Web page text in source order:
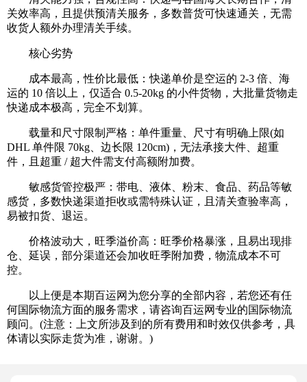
关效率高，且提供预清关服务，多数普货可快速通关，无需
收货人额外办理清关手续。
核心劣势
成本最高，性价比最低：快递单价是空运的 2-3 倍、海
运的 10 倍以上，仅适合 0.5-20kg 的小件货物，大批量货物走
快递成本极高，完全不划算。
载量和尺寸限制严格：单件重量、尺寸有明确上限(如
DHL 单件限 70kg、边长限 120cm)，无法承接大件、超重
件，且超重 / 超大件需支付高额附加费。
敏感货管控极严：带电、液体、粉末、食品、药品等敏
感货，多数快递渠道拒收或需特殊认证，且清关查验率高，
易被扣货、退运。
价格波动大，旺季溢价高：旺季价格暴涨，且易出现排
仓、延误，部分渠道还会加收旺季附加费，物流成本不可
控。
以上便是本期百运网为您分享的全部内容，若您还有任
何国际物流方面的服务需求，请咨询百运网专业的国际物流
顾问。(注意：上文所涉及到的所有费用和时效仅供参考，具
体请以实际走货为准，谢谢。)